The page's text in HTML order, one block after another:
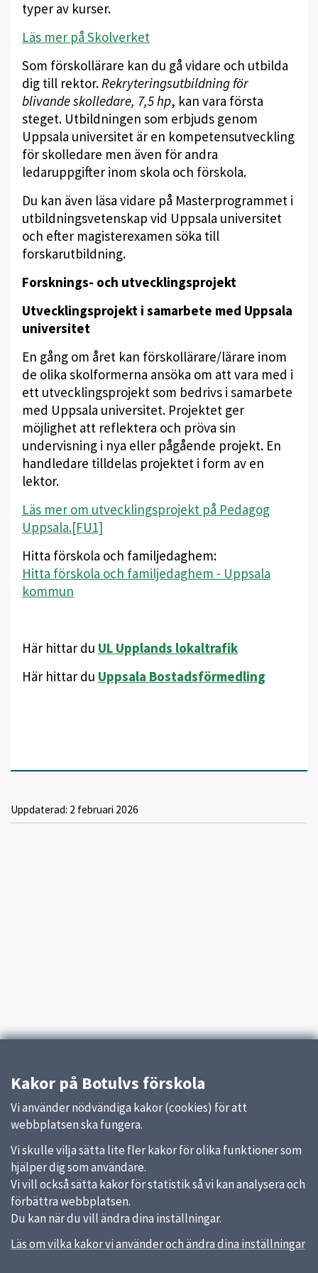
typer av kurser.
Läs mer på Skolverket
Som förskollärare kan du gå vidare och utbilda
dig till rektor.Rekryteringsutbildning för
blivande skolledare, 7,5 hp, kan vara första
steget. Utbildningen som erbjuds genom
Uppsala universitet är en kompetensutveckling
för skolledare men även för andra
ledaruppgifter inom skola och förskola.
Du kan även läsa vidare på Masterprogrammet i
utbildningsvetenskap vid Uppsala universitet
och efter magisterexamen söka till
forskarutbildning.
Forsknings- och utvecklingsprojekt
Utvecklingsprojekt i samarbete med Uppsala
universitet
En gång om året kan förskollärare/lärare inom
de olika skolformerna ansöka om att vara med i
ett utvecklingsprojekt som bedrivs i samarbete
med Uppsala universitet. Projektet ger
möjlighet att reflektera och pröva sin
undervisning i nya eller pågående projekt. En
handledare tilldelas projektet i form av en
lektor.
Läs mer om utvecklingsprojekt på Pedagog
Uppsala.[FU1]
Hitta förskola och familjedaghem:
Hitta förskola och familjedaghem - Uppsala
kommun
Här hittar du UL Upplands lokaltrafik
Här hittar du Uppsala Bostadsförmedling
Uppdaterad: 2 februari 2026
Kakor på Botulvs förskola
Vi använder nödvändiga kakor (cookies) för att
webbplatsen ska fungera.
Vi skulle vilja sätta lite fler kakor för olika funktioner som
hjälper dig som användare.
Vi vill också sätta kakor för statistik så vi kan analysera och
förbättra webbplatsen.
Du kan när du vill ändra dina inställningar.
Läs om vilka kakor vi använder och ändra dina inställningar